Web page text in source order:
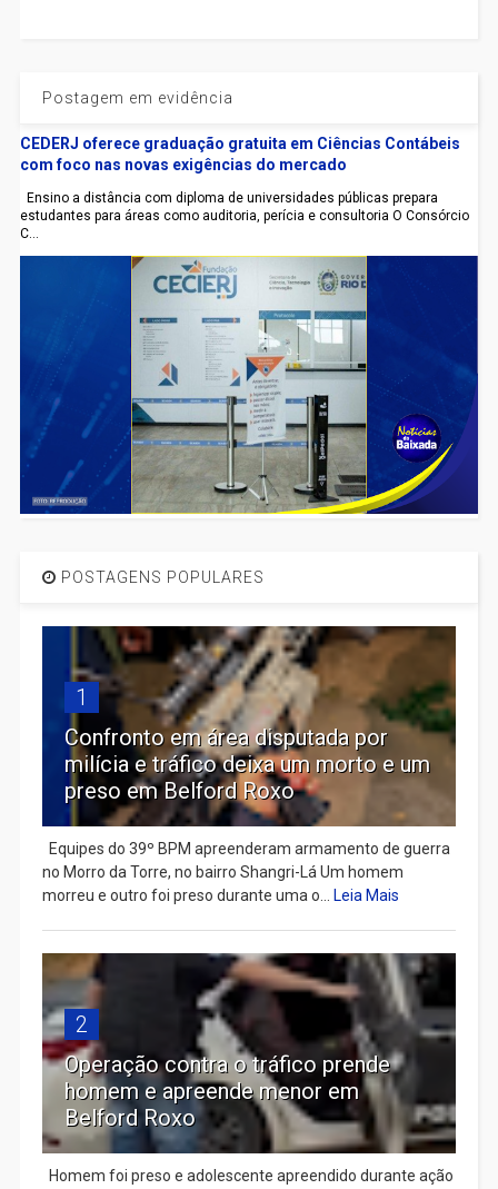
Postagem em evidência
CEDERJ oferece graduação gratuita em Ciências Contábeis
com foco nas novas exigências do mercado
Ensino a distância com diploma de universidades públicas prepara
estudantes para áreas como auditoria, perícia e consultoria O Consórcio
C...
POSTAGENS POPULARES
1
Confronto em área disputada por
milícia e tráfico deixa um morto e um
preso em Belford Roxo
Equipes do 39º BPM apreenderam armamento de guerra
no Morro da Torre, no bairro Shangri-Lá Um homem
morreu e outro foi preso durante uma o...
Leia Mais
2
Operação contra o tráfico prende
homem e apreende menor em
Belford Roxo
Homem foi preso e adolescente apreendido durante ação